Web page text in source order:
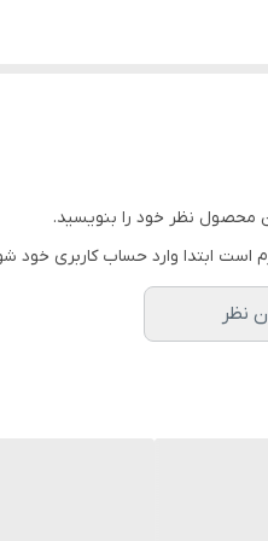
محصول نظر خود را بنویسید.
است ابتدا وارد حساب کاربری خود
نظر